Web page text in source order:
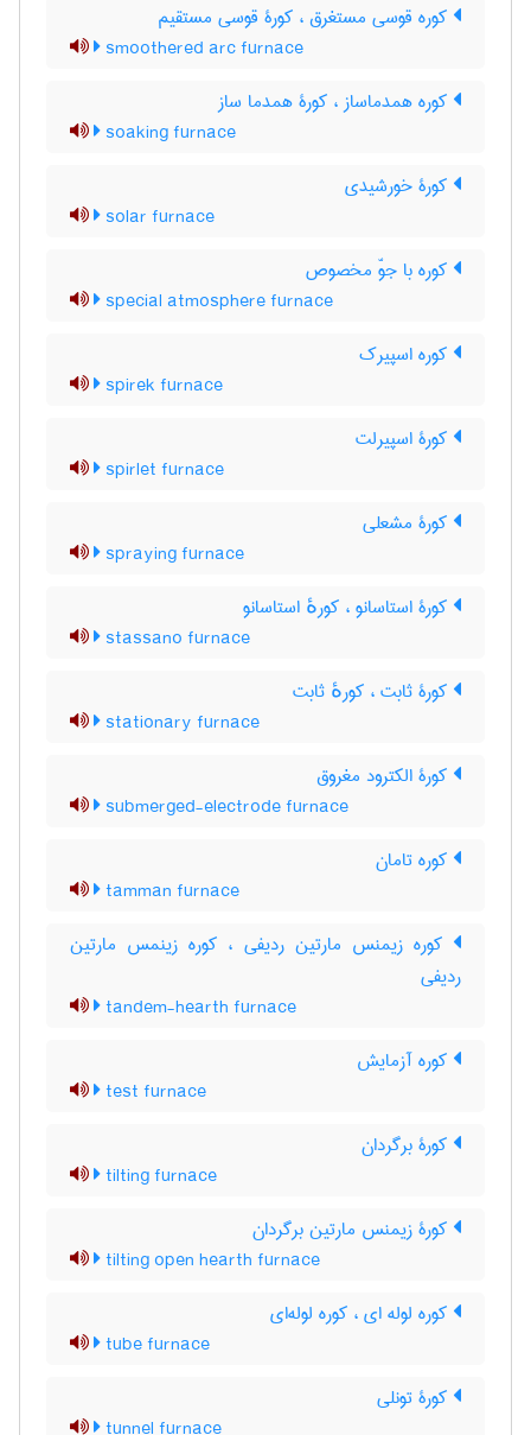
کوره قوسی مستغرق ، کورۀ قوسی مستقیم
smoothered arc furnace
کوره همدماساز ، کورۀ همدما ساز
soaking furnace
کورۀ خورشیدی
solar furnace
کوره با جوّ مخصوص
special atmosphere furnace
کوره اسپیرک
spirek furnace
کورۀ اسپیرلت
spirlet furnace
کورۀ مشعلی
spraying furnace
کورۀ استاسانو ، کورهٔ استاسانو
stassano furnace
کورۀ ثابت ، کورهٔ ثابت
stationary furnace
کورۀ الکترود مغروق
submerged-electrode furnace
کوره تامان
tamman furnace
کوره زیمنس مارتین ردیفی ، کوره زینمس مارتین
ردیفی
tandem-hearth furnace
کوره آزمایش
test furnace
کورۀ برگردان
tilting furnace
کورۀ زیمنس مارتین برگردان
tilting open hearth furnace
کوره لوله ای ، کوره لوله‌ای
tube furnace
کورۀ تونلی